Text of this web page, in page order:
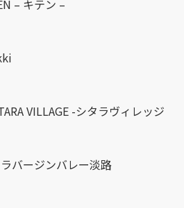
– キテン –
VILLAGE -シタラヴィレッジ
ラバージンバレー淡路